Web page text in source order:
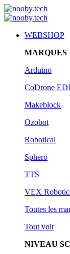
WEBSHOP
MARQUES
Arduino
CoDrone
Makeblock
Ozobot
Robotical
Sphero
TTS
VEX
Toutes les
Tout voir
NIVEAU